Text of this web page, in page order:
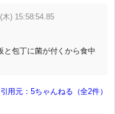
木) 15:58:54.85
と包丁に菌が付くから食中
引用元：5ちゃんねる（全2件）